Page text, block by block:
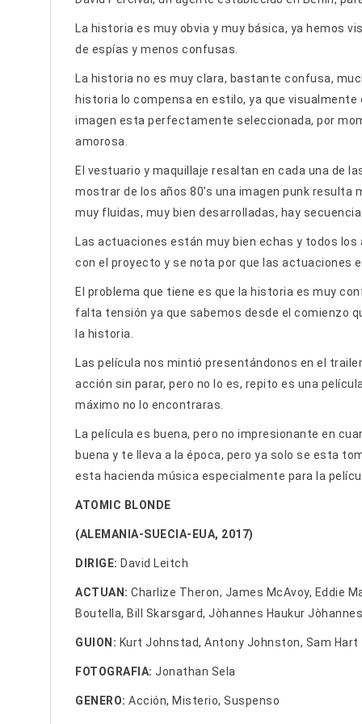
La historia es muy obvia y muy básica, ya hemos
de espías y menos confusas.
La historia no es muy clara, bastante confusa,
historia lo compensa en estilo, ya que
imagen esta perfectamente seleccionada, por
amorosa.
El vestuario y maquillaje resaltan en cada una de
mostrar de los años 80’s una imagen punk
muy fluidas, muy bien desarrolladas, hay
Las actuaciones están muy bien echas y todos
con el proyecto y se nota por que las actuaciones
El problema que tiene es que la historia es muy
falta tensión ya que sabemos desde el comienzo
la historia.
Las película nos mintió presentándonos en el
acción sin parar, pero no lo es, repito es una
máximo no lo encontraras.
La película es buena, pero no impresionante en
buena y te lleva a la época, pero ya solo se esta
esta hacienda música especialmente para la
ATOMIC BLONDE
(ALEMANIA-SUECIA-EUA, 2017)
DIRIGE: David Leitch
ACTUAN: Charlize Theron, James McAvoy, Eddie
Boutella, Bill Skarsgard, Jòhannes Haukur
GUION: Kurt Johnstad, Antony Johnston, Sam Hart
FOTOGRAFIA: Jonathan Sela
GENERO: Acción, Misterio, Suspenso